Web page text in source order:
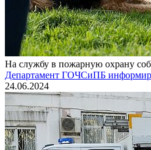
На службу в пожарную охрану
Департамент ГОЧСиПБ
24.06.2024